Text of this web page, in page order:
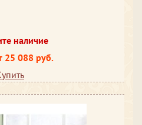
наличие
25 088 руб.